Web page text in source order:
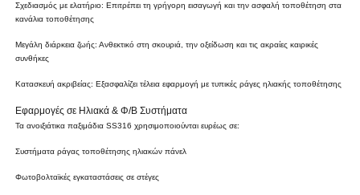
Σχεδιασμός με ελατήριο: Επιτρέπει τη γρήγορη εισαγωγή και την ασφαλή τοποθέτηση στα
κανάλια τοποθέτησης
Μεγάλη διάρκεια ζωής: Ανθεκτικό στη σκουριά, την οξείδωση και τις ακραίες καιρικές
συνθήκες
Κατασκευή ακριβείας: Εξασφαλίζει τέλεια εφαρμογή με τυπικές ράγες ηλιακής τοποθέτησης
Εφαρμογές σε Ηλιακά & Φ/Β Συστήματα
Τα ανοιξιάτικα παξιμάδια SS316 χρησιμοποιούνται ευρέως σε:
Συστήματα ράγας τοποθέτησης ηλιακών πάνελ
Φωτοβολταϊκές εγκαταστάσεις σε στέγες